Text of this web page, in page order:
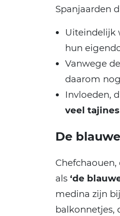
Spanjaarden
Uiteindelijk
hun
Vanwege
daarom
Invloeden,
veel tajines
De
als ‘de
medina zijn
balkonnetjes,